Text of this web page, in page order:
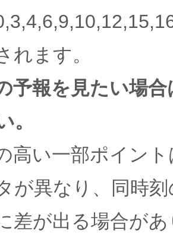
れます。
予報を見たい場
。
高い一部ポイン
が異なり、同時
差が出る場合が